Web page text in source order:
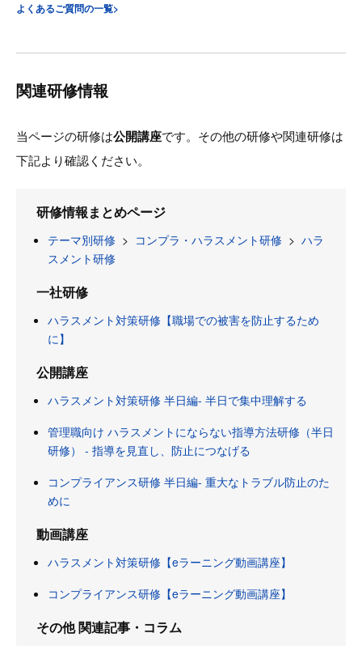
よくあるご質問の一覧>
関連研修情報
当ページの研修は公開講座です。その他の研修や関連研修は
下記より確認ください。
研修情報まとめページ
テーマ別研修 > コンプラ・ハラスメント研修 > ハラ
スメント研修
一社研修
ハラスメント対策研修【職場での被害を防止するため
に】
公開講座
ハラスメント対策研修 半日編- 半日で集中理解する
管理職向け ハラスメントにならない指導方法研修（半日
研修） - 指導を見直し、防止につなげる
コンプライアンス研修 半日編- 重大なトラブル防止のた
めに
動画講座
ハラスメント対策研修【eラーニング動画講座】
コンプライアンス研修【eラーニング動画講座】
その他 関連記事・コラム